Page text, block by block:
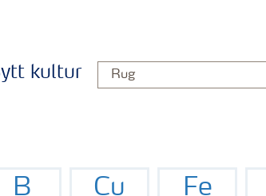
kultur
B Cu Fe